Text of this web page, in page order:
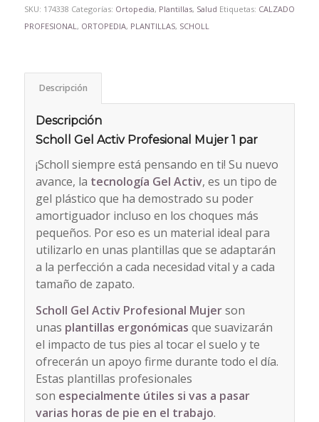
SKU: 174338 Categorías: Ortopedia, Plantillas, Salud Etiquetas: CALZADO
PROFESIONAL, ORTOPEDIA, PLANTILLAS, SCHOLL
Descripción
Descripción
Scholl Gel Activ Profesional Mujer 1 par
¡Scholl siempre está pensando en ti! Su nuevo
avance, la tecnología Gel Activ, es un tipo de
gel plástico que ha demostrado su poder
amortiguador incluso en los choques más
pequeños. Por eso es un material ideal para
utilizarlo en unas plantillas que se adaptarán
a la perfección a cada necesidad vital y a cada
tamaño de zapato.
Scholl Gel Activ Profesional Mujerson
unas plantillas ergonómicas que suavizarán
el impacto de tus pies al tocar el suelo y te
ofrecerán un apoyo firme durante todo el día.
Estas plantillas profesionales
son especialmente útiles si vas a pasar
varias horas de pie en el trabajo.